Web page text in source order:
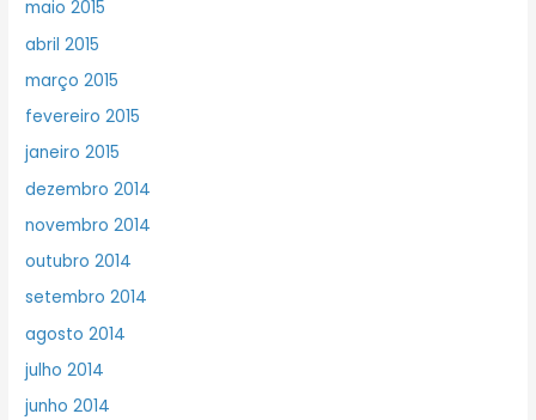
maio 2015
abril 2015
março 2015
fevereiro 2015
janeiro 2015
dezembro 2014
novembro 2014
outubro 2014
setembro 2014
agosto 2014
julho 2014
junho 2014